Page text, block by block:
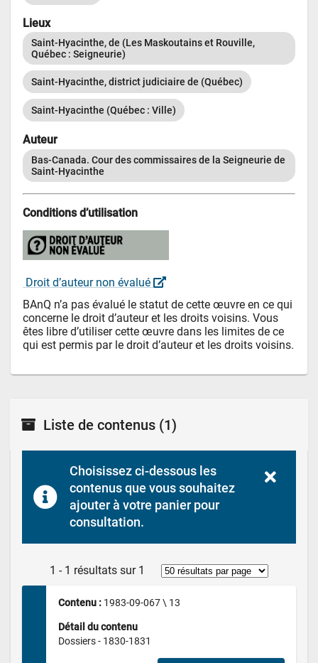
Lieux
Saint-Hyacinthe, de (Les Maskoutains et Rouville,
Québec : Seigneurie)
Saint-Hyacinthe, district judiciaire de (Québec)
Saint-Hyacinthe (Québec : Ville)
Auteur
Bas-Canada. Cour des commissaires de la Seigneurie de
Saint-Hyacinthe
Conditions d’utilisation
Droit d’auteur non évalué
BAnQ n’a pas évalué le statut de cette œuvre en ce qui
concerne le droit d’auteur et les droits voisins. Vous
êtes libre d’utiliser cette œuvre dans les limites de ce
qui est permis par le droit d’auteur et les droits voisins.
Liste de contenus (1)
Choisissez ci-dessous les
contenus que vous souhaitez
ajouter à votre panier pour
consultation.
1 - 1 résultats sur 1
Contenu : 1983-09-067 \ 13
Détail du contenu
Dossiers - 1830-1831